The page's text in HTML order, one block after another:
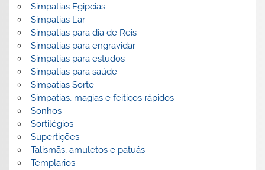
Simpatias Egipcias
Simpatias Lar
Simpatias para dia de Reis
Simpatias para engravidar
Simpatias para estudos
Simpatias para saúde
Simpatias Sorte
Simpatias, magias e feitiços rápidos
Sonhos
Sortilégios
Supertições
Talismãs, amuletos e patuás
Templarios